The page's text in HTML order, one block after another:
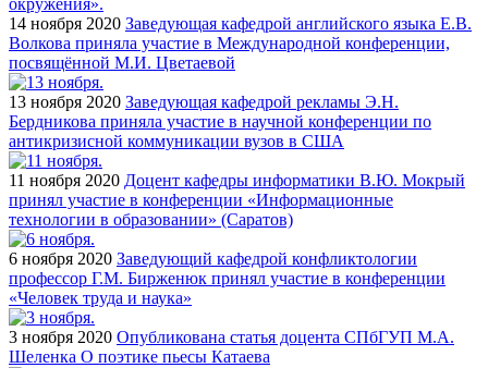
14 ноября 2020 Заведующая кафедрой английского языка Е.В.
Волкова приняла участие в Международной конференции,
посвящённой М.И. Цветаевой
13 ноября 2020 Заведующая кафедрой рекламы Э.Н.
Бердникова приняла участие в научной конференции по
антикризисной коммуникации вузов в США
11 ноября 2020 Доцент кафедры информатики В.Ю. Мокрый
принял участие в конференции «Информационные
технологии в образовании» (Саратов)
6 ноября 2020 Заведующий кафедрой конфликтологии
профессор Г.М. Бирженюк принял участие в конференции
«Человек труда и наука»
3 ноября 2020 Опубликована статья доцента СПбГУП М.А.
Шеленка О поэтике пьесы Катаева